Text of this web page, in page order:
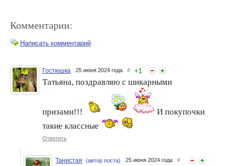
Приятные подарочки за
фото-флешмоб
Немного о покупках
косметики!
Комментарии:
Написать комментарий
Гостюшка 25 июня 2024 года # +1
Татьяна, поздравляю с шикарными
призами!!!
И покупочки
такие классные
Ответить
Танистая (автор поста) 25 июня 2024 года #